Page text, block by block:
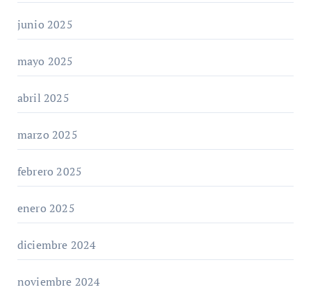
junio 2025
mayo 2025
abril 2025
marzo 2025
febrero 2025
enero 2025
diciembre 2024
noviembre 2024